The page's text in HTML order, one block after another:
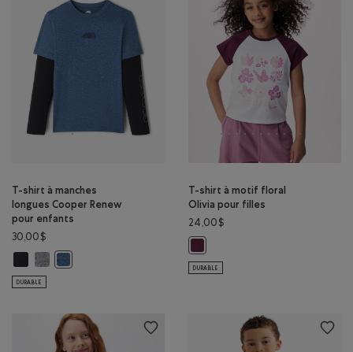
T-shirt à manches
longues Cooper Renew
pour enfants
30,00$
T-shirt à manches longues Cooper Renew pour enfants: NOIR Couleur
T-shirt à manches longues Cooper Renew pour enfants: SEL ET
DURABLE
T-shirt à motif floral
Olivia pour filles
24,00$
DURABLE